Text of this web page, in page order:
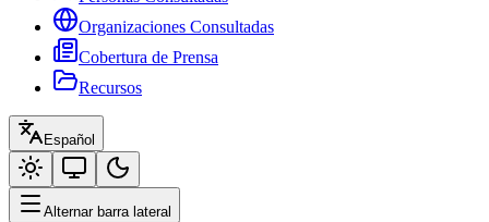
Organizaciones Consultadas
Cobertura de Prensa
Recursos
Español
Alternar barra lateral